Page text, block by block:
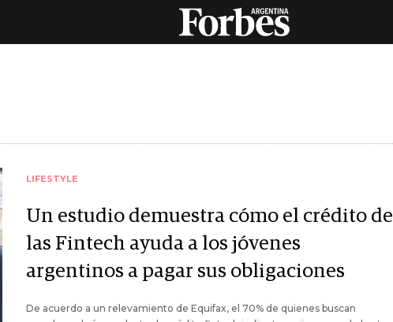
LIFESTYLE
Un estudio demuestra cómo el crédito de
las Fintech ayuda a los jóvenes
argentinos a pagar sus obligaciones
De acuerdo a un relevamiento de Equifax, el 70% de quienes buscan